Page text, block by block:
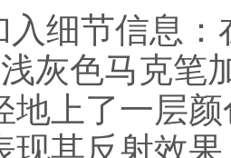
节信息：
灰色马克笔
地上了一层
现其反射效